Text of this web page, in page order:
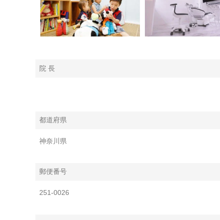
院 長
都道府県
神奈川県
郵便番号
251-0026